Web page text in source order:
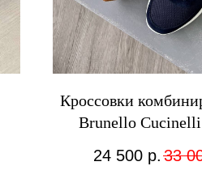
Кроссовки
Brunello
24 500 р. 33